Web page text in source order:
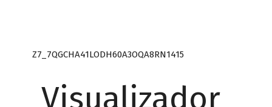
Z7_7QGCHA41LODH60A3OQA8RN1415
Visualizador